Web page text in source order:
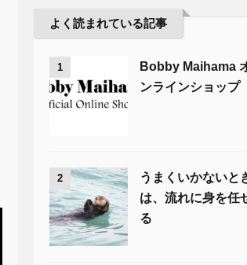
よく読まれている記事
1
Bobby Maihama
ンラインショップ
2
うまくいかないと
は、流れに身を任
る